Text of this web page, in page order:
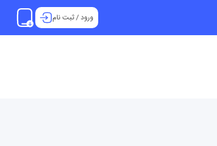
ورود/ثبت نام